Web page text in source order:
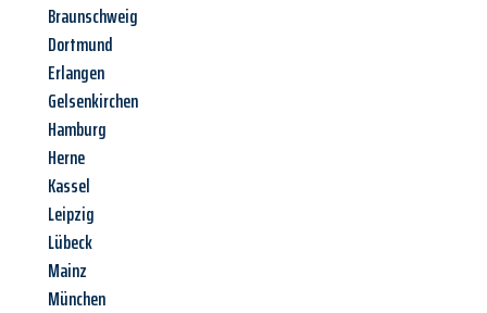
Braunschweig
Dortmund
Erlangen
Gelsenkirchen
Hamburg
Herne
Kassel
Leipzig
Lübeck
Mainz
München